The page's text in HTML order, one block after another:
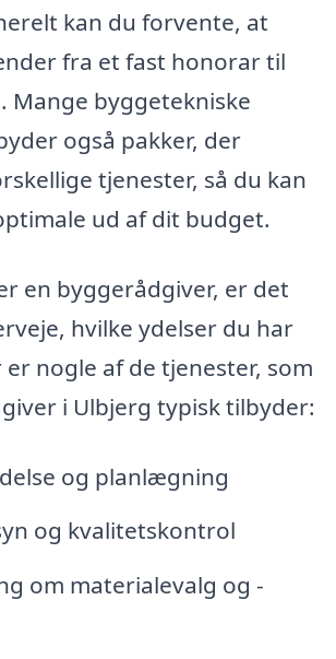
kan du forvente, at
fra et fast honorar til
Mange byggetekniske
også pakker, der
tjenester, så du kan
ud af dit budget.
en byggerådgiver, er det
hvilke ydelser du har
nogle af de tjenester, som
i Ulbjerg typisk tilbyder:
og planlægning
og kvalitetskontrol
om materialevalg og -